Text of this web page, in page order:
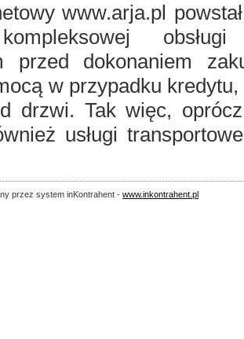
www.arja.pl
przed dokonaniem
w przypadku
drzwi. Tak więc, oprócz
usługi
przez system inKontrahent - www.inkontrahent.pl